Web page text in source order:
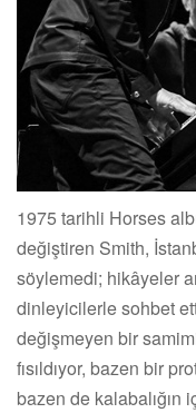
1975 tarihli Horses
değiştiren Smith,
söylemedi; hikâyeler
dinleyicilerle sohbet
değişmeyen bir
fısıldıyor, bazen bir
bazen de